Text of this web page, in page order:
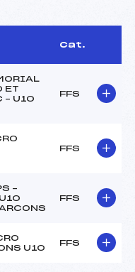
Cat.
ET
– U10
FFS
FFS
–
FFS
U10
FFS